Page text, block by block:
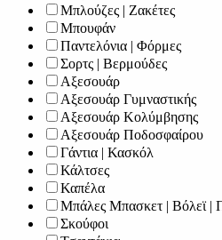
Μπλούζες | Ζακέτες
Μπουφάν
Παντελόνια | Φόρμες
Σορτς | Βερμούδες
Αξεσουάρ
Αξεσουάρ Γυμναστικής
Αξεσουάρ Κολύμβησης
Αξεσουάρ Ποδοσφαίρου
Γάντια | Κασκόλ
Κάλτσες
Καπέλα
Μπάλες Μπασκετ | Βόλεϊ |
Σκούφοι